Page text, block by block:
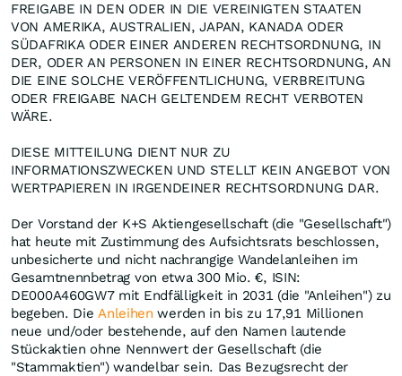
FREIGABE IN DEN ODER IN DIE VEREINIGTEN STAATEN
VON AMERIKA, AUSTRALIEN, JAPAN, KANADA ODER
SÜDAFRIKA ODER EINER ANDEREN RECHTSORDNUNG, IN
DER, ODER AN PERSONEN IN EINER RECHTSORDNUNG, AN
DIE EINE SOLCHE VERÖFFENTLICHUNG, VERBREITUNG
ODER FREIGABE NACH GELTENDEM RECHT VERBOTEN
WÄRE.
DIESE MITTEILUNG DIENT NUR ZU
INFORMATIONSZWECKEN UND STELLT KEIN ANGEBOT VON
WERTPAPIEREN IN IRGENDEINER RECHTSORDNUNG DAR.
Der Vorstand der K+S Aktiengesellschaft (die "Gesellschaft")
hat heute mit Zustimmung des Aufsichtsrats beschlossen,
unbesicherte und nicht nachrangige Wandelanleihen im
Gesamtnennbetrag von etwa 300 Mio. €, ISIN:
DE000A460GW7 mit Endfälligkeit in 2031 (die "Anleihen") zu
begeben. DieAnleihen werden in bis zu 17,91 Millionen
neue und/oder bestehende, auf den Namen lautende
Stückaktien ohne Nennwert der Gesellschaft (die
"Stammaktien") wandelbar sein. Das Bezugsrecht der